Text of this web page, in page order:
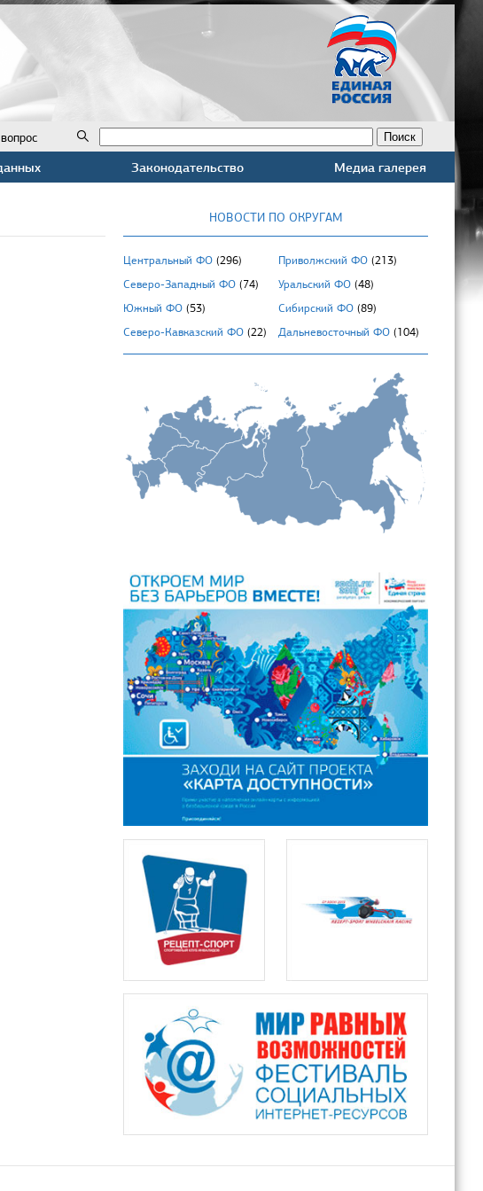
Законодательство Медиа галерея
НОВОСТИ ПО ОКРУГАМ
Центральный ФО (296) Приволжский ФО (213)
Северо-Западный ФО (74) Уральский ФО (48)
Южный ФО (53) Сибирский ФО (89)
Северо-Кавказский ФО (22) Дальневосточный ФО (104)